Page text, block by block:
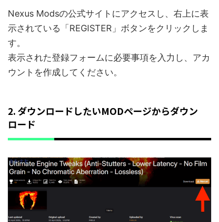
Nexus Modsの公式サイトにアクセスし、右上に表
示されている「REGISTER」ボタンをクリックしま
す。
表示された登録フォームに必要事項を入力し、アカ
ウントを作成してください。
2. ダウンロードしたいMODページからダウン
ロード